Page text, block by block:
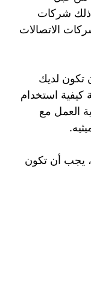
ذلك شركات
الاتصالات
تكون لديك
كيفية استخدام
العمل مع
يجب أن تكون